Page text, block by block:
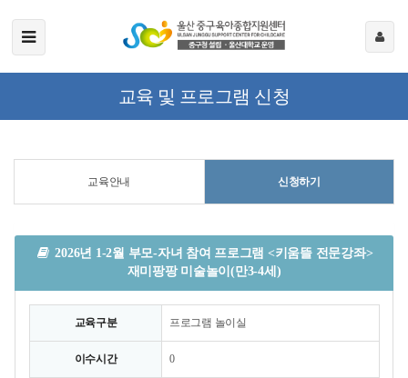
교육 및 프로그램 신청
교육안내 신청하기
2026년 1-2월 부모-자녀 참여 프로그램 <키움뜰 전문강좌>
재미팡팡 미술놀이(만3-4세)
교육구분 프로그램 놀이실
이수시간 0